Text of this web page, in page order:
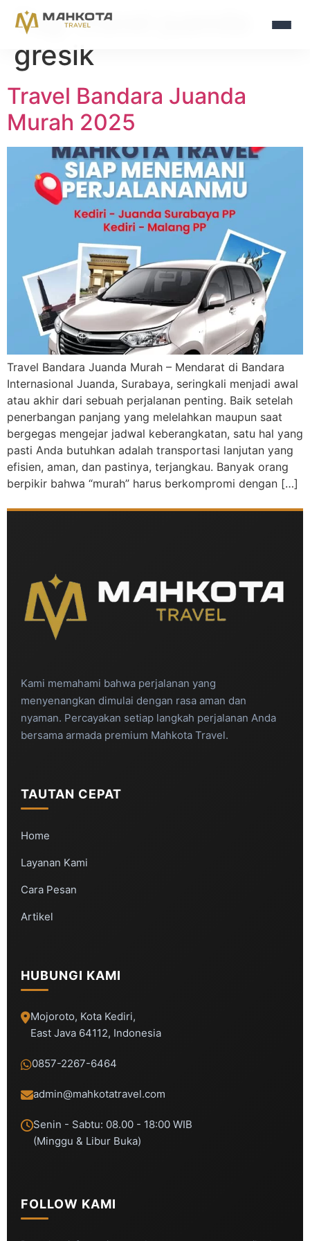
Tag:travel juanda
gresik
Travel Bandara Juanda
Murah 2025
Travel Bandara Juanda Murah – Mendarat di Bandara
Internasional Juanda, Surabaya, seringkali menjadi awal
atau akhir dari sebuah perjalanan penting. Baik setelah
penerbangan panjang yang melelahkan maupun saat
bergegas mengejar jadwal keberangkatan, satu hal yang
pasti Anda butuhkan adalah transportasi lanjutan yang
efisien, aman, dan pastinya, terjangkau. Banyak orang
berpikir bahwa “murah” harus berkompromi dengan […]
Kami memahami bahwa perjalanan yang
menyenangkan dimulai dengan rasa aman dan
nyaman. Percayakan setiap langkah perjalanan Anda
bersama armada premium Mahkota Travel.
TAUTAN CEPAT
Home
Layanan Kami
Cara Pesan
Artikel
HUBUNGI KAMI
Mojoroto, Kota Kediri,
East Java 64112, Indonesia
0857-2267-6464
admin@mahkotatravel.com
Senin - Sabtu: 08.00 - 18:00 WIB
(Minggu & Libur Buka)
FOLLOW KAMI